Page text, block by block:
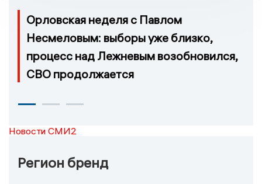
Орловская неделя с Павлом
Несмеловым: выборы уже близко,
процесс над Лежневым возобновился,
СВО продолжается
Новости СМИ2
Регион бренд